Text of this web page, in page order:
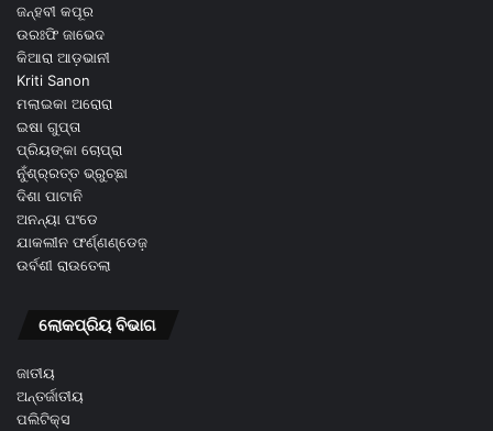
ଜନ୍ହବୀ କପୂର
ଉରଃଫି ଜାଭେଦ
କିଆରା ଆଡ଼ଭାନୀ
Kriti Sanon
ମଲାଇକା ଅରୋରା
ଇଷା ଗୁପ୍ତା
ପ୍ରିୟଙ୍କା ଚୋପ୍ରା
ନୁଁଶ୍ର୍ରତ୍ତ ଭ୍ରୁଚ୍ଛା
ଦିଶା ପାଟାନି
ଅନନ୍ୟା ପଂଡେ
ଯାକଲୀନ ଫର୍ଣ୍ଣଣ୍ଡେଜ଼
ଉର୍ବଶୀ ରାଉତେଲା
ଲୋକପ୍ରିୟ ବିଭାଗ
ଜାତୀୟ
ଅନ୍ତର୍ଜାତୀୟ
ପଲିଟିକ୍ସ